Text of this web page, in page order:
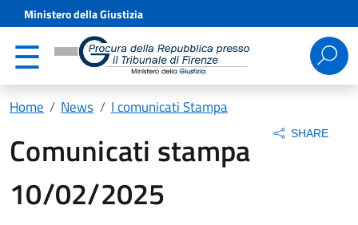
Ministero della Giustizia
Ricerca
per:
Home News I comunicati Stampa
Comunicati stampa
10/02/2025
SHARE